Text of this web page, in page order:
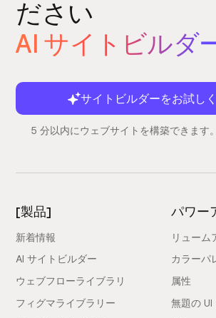
ださい
AI サイトビルダ
サイトビルダーをお試し
5 分以内にウェブサイトを構築できます
[製品]
新着情報
AI サイトビルダー
ウェブフローライブラリ
フィグマライブラリー
パワー
リューム
カラーパ
属性
無題の UI